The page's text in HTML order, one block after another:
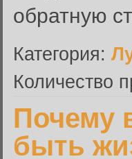
обратную
Категория:
Количество
Почему
быть